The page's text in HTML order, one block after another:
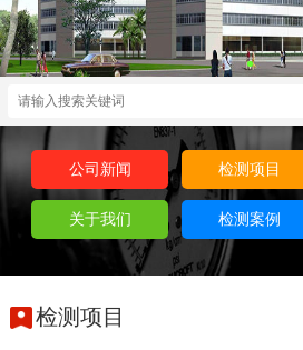
公司新闻 检测项目
关于我们 检测案例
检测项目